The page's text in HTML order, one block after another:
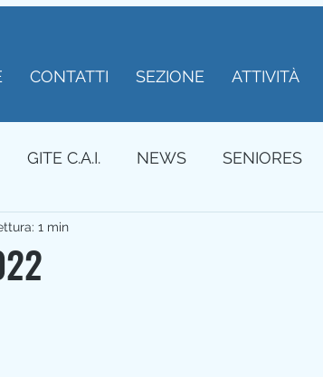
CONTATTI SEZIONE ATTIVITÀ
GITE C.A.I. NEWS SENIORES
1 min